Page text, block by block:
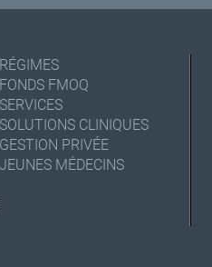
RÉGIMES
FONDS FMOQ
SERVICES
SOLUTIONS CLINIQUES
GESTION PRIVÉE
JEUNES MÉDECINS